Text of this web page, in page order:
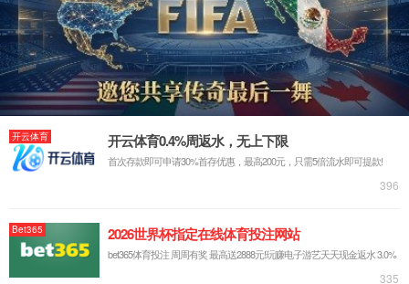
您访问的页面去别的星球了
秒后返回主页